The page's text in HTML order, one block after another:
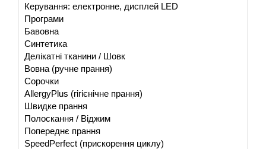
Керування: електронне, дисплей LED
Програми
Бавовна
Синтетика
Делікатні тканини / Шовк
Вовна (ручне прання)
Сорочки
AllergyPlus (гігієнічне прання)
Швидке прання
Полоскання / Віджим
Попереднє прання
SpeedPerfect (прискорення циклу)